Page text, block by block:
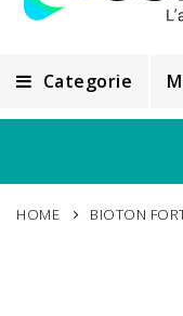
Categorie
Alimentazione e
HOME BIOTON